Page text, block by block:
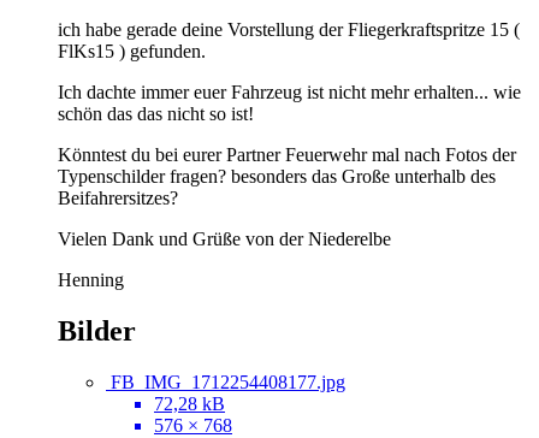
ich habe gerade deine Vorstellung der Fliegerkraftspritze 15 (
FlKs15 ) gefunden.
Ich dachte immer euer Fahrzeug ist nicht mehr erhalten... wie
schön das das nicht so ist!
Könntest du bei eurer Partner Feuerwehr mal nach Fotos der
Typenschilder fragen? besonders das Große unterhalb des
Beifahrersitzes?
Vielen Dank und Grüße von der Niederelbe
Henning
Bilder
FB_IMG_1712254408177.jpg
72,28 kB
576 × 768